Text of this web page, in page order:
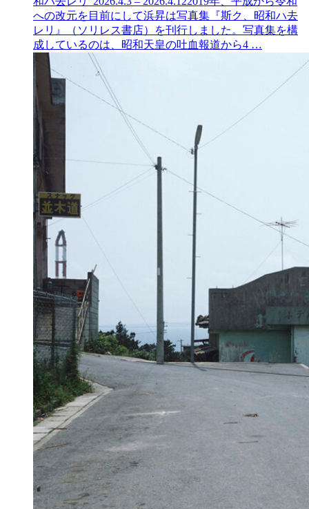
への改元を目前にして浜昇は写真集『斯ク、昭和ハ去
レリ』（ソリレス書店）を刊行しました。写真集を構
成しているのは、昭和天皇の吐血報道から4 …